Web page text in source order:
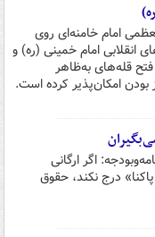
امام خامنه‌ای روی
انقلابی امام خمینی (ره) و
قله‌های به‌ظاهر
بودن امکان‌پذیر کرده است.
اگر ارگانی
درج نکند، حقوق